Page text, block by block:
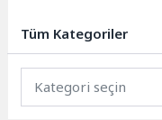
Tüm Kategoriler